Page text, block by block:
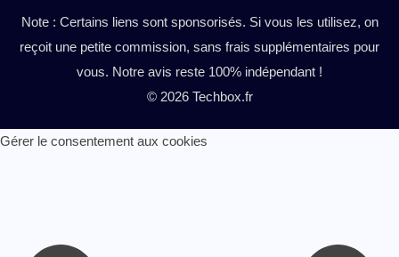
Note : Certains liens sont sponsorisés. Si vous les utilisez, on
reçoit une petite commission, sans frais supplémentaires pour
vous. Notre avis reste 100% indépendant !
© 2026 Techbox.fr
Gérer le consentement aux cookies